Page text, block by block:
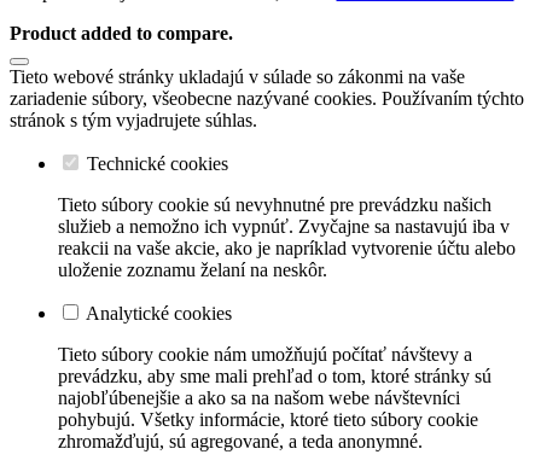
Product added to compare.
Tieto webové stránky ukladajú v súlade so zákonmi na vaše
zariadenie súbory, všeobecne nazývané cookies. Používaním týchto
stránok s tým vyjadrujete súhlas.
Technické cookies
Tieto súbory cookie sú nevyhnutné pre prevádzku našich
služieb a nemožno ich vypnúť. Zvyčajne sa nastavujú iba v
reakcii na vaše akcie, ako je napríklad vytvorenie účtu alebo
uloženie zoznamu želaní na neskôr.
Analytické cookies
Tieto súbory cookie nám umožňujú počítať návštevy a
prevádzku, aby sme mali prehľad o tom, ktoré stránky sú
najobľúbenejšie a ako sa na našom webe návštevníci
pohybujú. Všetky informácie, ktoré tieto súbory cookie
zhromažďujú, sú agregované, a teda anonymné.